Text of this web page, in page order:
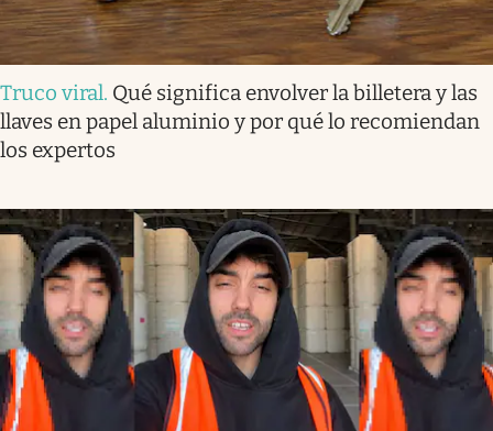
Truco viral. Qué significa envolver la billetera y las
llaves en papel aluminio y por qué lo recomiendan
los expertos